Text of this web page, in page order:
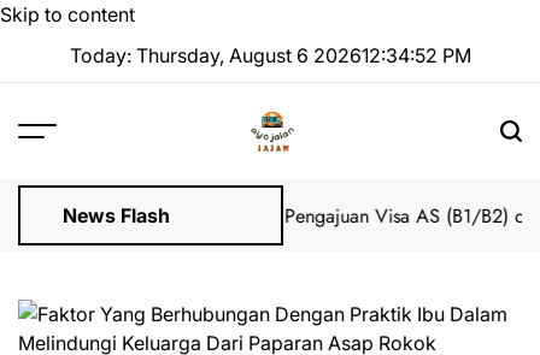
Skip to content
Today: Thursday, August 6 202612:34:53 PM
News Flash
2025 Tanpa Stres Bantuan Pengajuan Visa AS (B1/B2) dari